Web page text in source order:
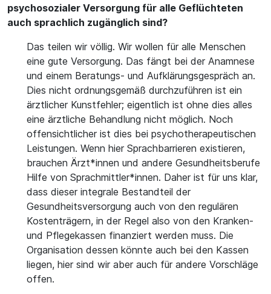
psychosozialer Versorgung für alle Geflüchteten
auch sprachlich zugänglich sind?
Das teilen wir völlig. Wir wollen für alle Menschen
eine gute Versorgung. Das fängt bei der Anamnese
und einem Beratungs- und Aufklärungsgespräch an.
Dies nicht ordnungsgemäß durchzuführen ist ein
ärztlicher Kunstfehler; eigentlich ist ohne dies alles
eine ärztliche Behandlung nicht möglich. Noch
offensichtlicher ist dies bei psychotherapeutischen
Leistungen. Wenn hier Sprachbarrieren existieren,
brauchen Ärzt*innen und andere Gesundheitsberufe
Hilfe von Sprachmittler*innen. Daher ist für uns klar,
dass dieser integrale Bestandteil der
Gesundheitsversorgung auch von den regulären
Kostenträgern, in der Regel also von den Kranken-
und Pflegekassen finanziert werden muss. Die
Organisation dessen könnte auch bei den Kassen
liegen, hier sind wir aber auch für andere Vorschläge
offen.